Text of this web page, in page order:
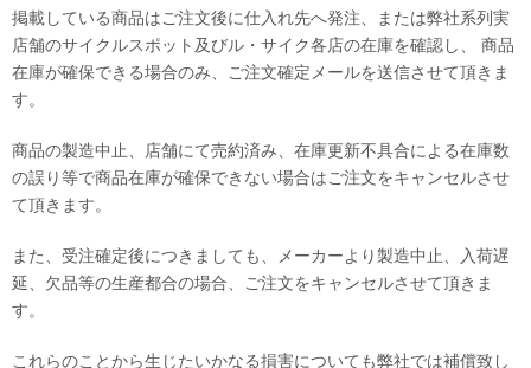
掲載している商品はご注文後に仕入れ先へ発注、または弊社系列実
店舗のサイクルスポット及びル・サイク各店の在庫を確認し、 商品
在庫が確保できる場合のみ、ご注文確定メールを送信させて頂きま
す。
商品の製造中止、店舗にて売約済み、在庫更新不具合による在庫数
の誤り等で商品在庫が確保できない場合はご注文をキャンセルさせ
て頂きます。
また、受注確定後につきましても、メーカーより製造中止、入荷遅
延、欠品等の生産都合の場合、ご注文をキャンセルさせて頂きま
す。
これらのことから生じたいかなる損害についても弊社では補償致し